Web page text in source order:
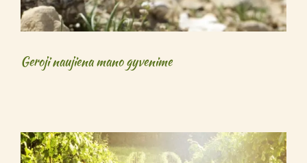
Geroji naujiena mano gyvenime